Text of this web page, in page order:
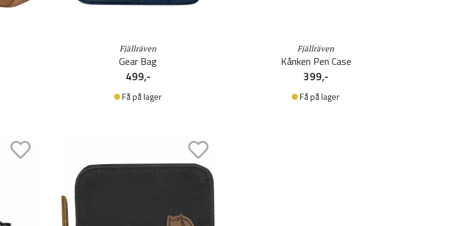
Fjällräven
Gear Bag
499,-
Få på lager
Fjällräven
Kånken Pen Case
399,-
Få på lager